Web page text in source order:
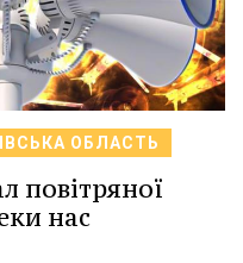
ОБЛАСТЬ
повітряної
нас